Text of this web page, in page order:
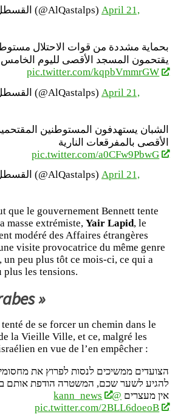
— القسطل الإخباري (@AlQastalps) April 21,
بحماية مشددة من قوات الاحتلال
يقتحمون المسجد الأقصى لليوم الخامس
pic.twitter.com/kqpbVmmrGW
— القسطل الإخباري (@AlQastalps) April 21,
الشبان يستهدفون المستوطنين
الأقصى بالمفرقعات النارية
pic.twitter.com/a0CFw9PbwG
— القسطل الإخباري (@AlQastalps) April 21,
que le gouvernement Bennett tente
masse extrémiste, Yair Lapid, le
modéré des Affaires étrangères
visite provocatrice du même genre
un peu plus tôt ce mois-ci, ce qui a
plus les tensions.
»
de se forcer un chemin dans le
la Vieille Ville, et ce, malgré les
en vue de l’en empêcher :
הצועדים ממשיכים לנסות לפרוץ את
להגיע לשער שכם, המשטרה הודפת אותם
אין מעצרים @kann_news
pic.twitter.com/2BLL6doeoB